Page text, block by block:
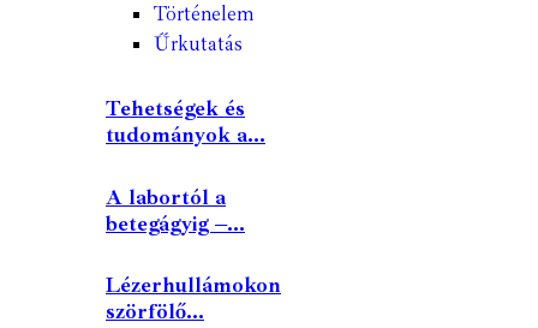
Történelem
Űrkutatás
Tehetségek és
tudományok a...
A labortól a
betegágyig –...
Lézerhullámokon
szörfölő...